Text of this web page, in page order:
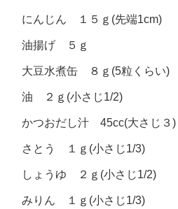
にんじん １５ｇ(先端1cm)
油揚げ ５ｇ
大豆水煮缶 ８ｇ(5粒くらい)
油 ２ｇ(小さじ1/2)
かつおだし汁 45cc(大さじ３)
さとう １ｇ(小さじ1/3)
しょうゆ ２ｇ(小さじ1/2)
みりん １ｇ(小さじ1/3)